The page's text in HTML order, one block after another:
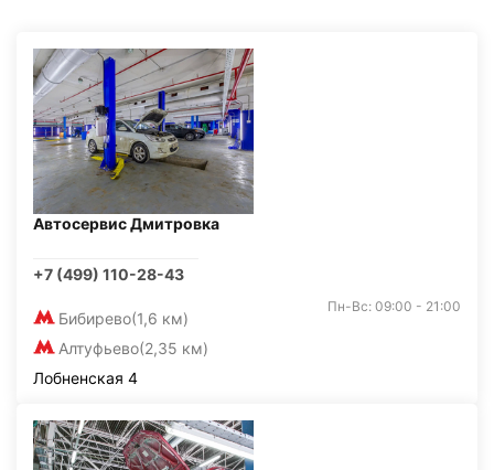
Автосервис Дмитровка
+7 (499) 110-28-43
Бибирево(1,6 км)
Алтуфьево(2,35 км)
Пн-Вс: 09:00 - 21:00
Лобненская 4